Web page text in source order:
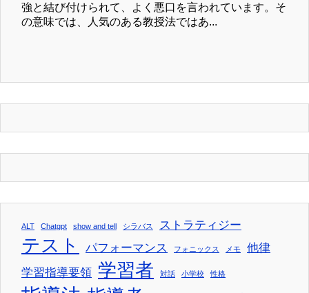
強と結び付けられて、よく悪口を言われています。そ
の意味では、人気のある教授法ではあ...
ALT Chatgpt show and tell シラバス ストラティジー
テスト パフォーマンス フォニックス メモ
他律
学習指導要領 学習者 対話 小学校 性格